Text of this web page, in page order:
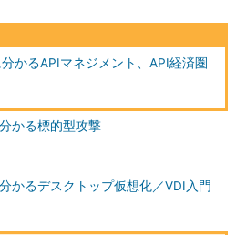
かるAPIマネジメント、API経済圏
かる標的型攻撃
かるデスクトップ仮想化／VDI入門